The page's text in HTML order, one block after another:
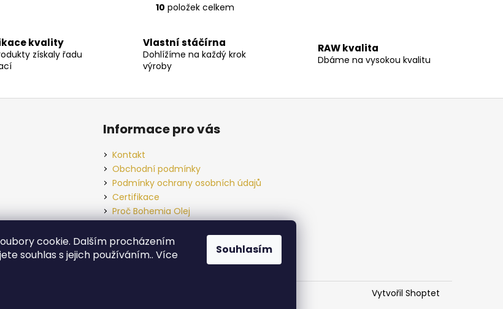
cookie. Dalším procházením
souhlas s jejich používáním.. Více
Souhlasím
O
l
á
c
r
y
v
p
10 položek celkem
kvality
získaly řadu
Vlastní stáčírna
Dohlížíme na každý krok
výroby
RAW kvalita
Dbáme na vysokou kvalitu
Informace pro vás
Kontakt
Obchodní podmínky
Podmínky ochrany osobních údajů
Certifikace
Proč Bohemia Olej
Lisovna
Kde nás najdete
Vytvořil Shoptet